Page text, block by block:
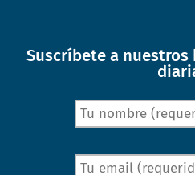
Suscríbete a